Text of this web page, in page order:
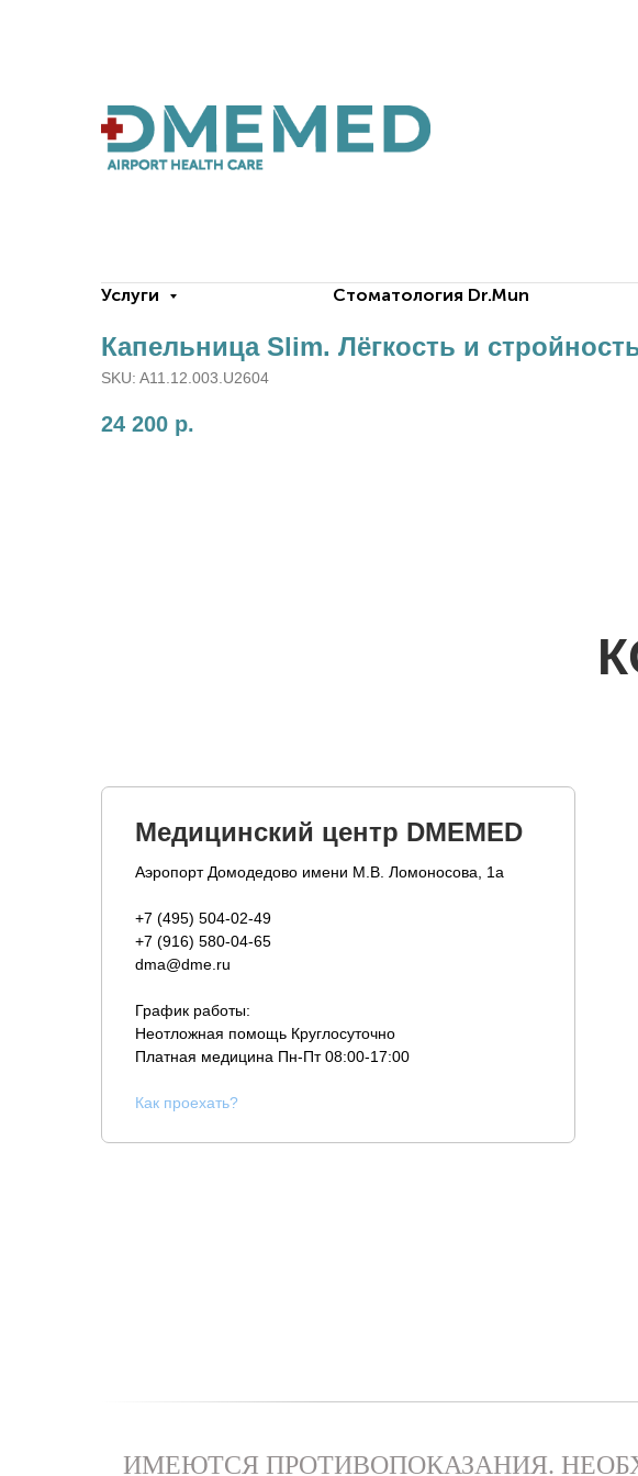
Услуги Стоматология Dr.Mun
Капельница Slim. Лёгкость и
SKU: A11.12.003.U2604
24 200 р.
Медицинский центр DMEMED
Аэропорт Домодедово имени М.В. Ломоносова, 1а
+7 (495) 504-02-49
+7 (916) 580-04-65
dma@dme.ru
График работы:
Неотложная помощь Круглосуточно
Платная медицина Пн-Пт 08:00-17:00
Как проехать?
ИМЕЮТСЯ ПРОТИВОПОКАЗАНИЯ.